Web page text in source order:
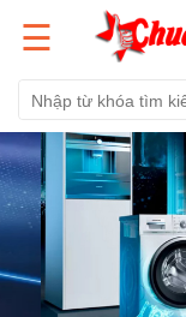
☰